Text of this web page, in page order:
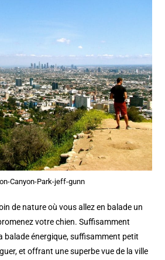
Canyon-Park-jeff-gunn
de nature où vous allez en balade un
votre chien. Suffisamment
balade énergique, suffisamment petit
et offrant une superbe vue de la ville